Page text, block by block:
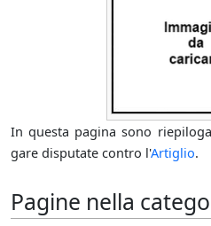
In questa pagina sono
gare disputate contro l'Artiglio.
Pagine nella